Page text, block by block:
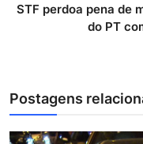
STF perdoa pena de
do PT
Postagens